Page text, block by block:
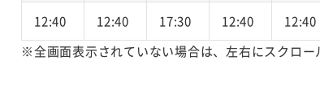
12:40 12:40 17:30 12:40
12:40
※全画面表示されていない場合は、左右にスクロー